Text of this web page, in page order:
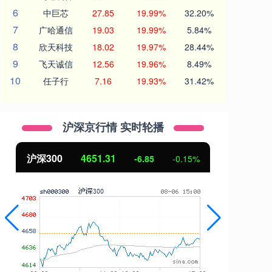
6 中巨芯 27.85 19.99% 32.20%
7 广哈通信 19.03 19.99% 5.84%
8 欣天科技 18.02 19.97% 28.44%
9 飞天诚信 12.56 19.96% 8.49%
10 任子行 7.16 19.93% 31.42%
沪深京行情 实时轮播
沪深300 4651.31 -6.85 -0.15%